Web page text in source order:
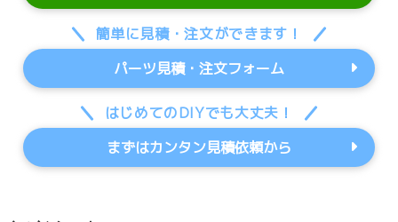
簡単に見積・注文ができます！
パーツ見積・注文フォーム
はじめてのDIYでも大丈夫！
まずはカンタン見積依頼から